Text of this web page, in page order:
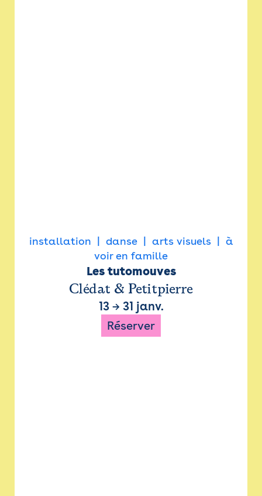
installation danse arts visuels
à
voir en famille
Les tutomouves
Clédat & Petitpierre
13→ 31 janv.
Réserver